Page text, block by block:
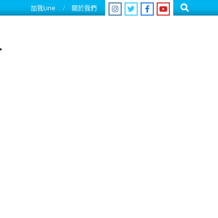
加我Line 關於我們 Search